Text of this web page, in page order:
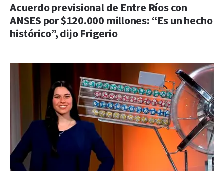
Acuerdo previsional de Entre Ríos con
ANSES por $120.000 millones: “Es un hecho
histórico”, dijo Frigerio